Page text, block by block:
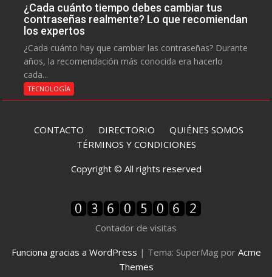
¿Cada cuánto tiempo debes cambiar tus
contraseñas realmente? Lo que recomiendan
los expertos
¿Cada cuánto hay que cambiar las contraseñas? Durante
años, la recomendación más conocida era hacerlo
cada...
TECNOLOGÍA
CONTACTO DIRECTORIO QUIÉNES SOMOS
TÉRMINOS Y CONDICIONES
Copyright © All rights reserved
Contador de visitas
Funciona gracias a WordPress | Tema: SuperMag por Acme
Themes